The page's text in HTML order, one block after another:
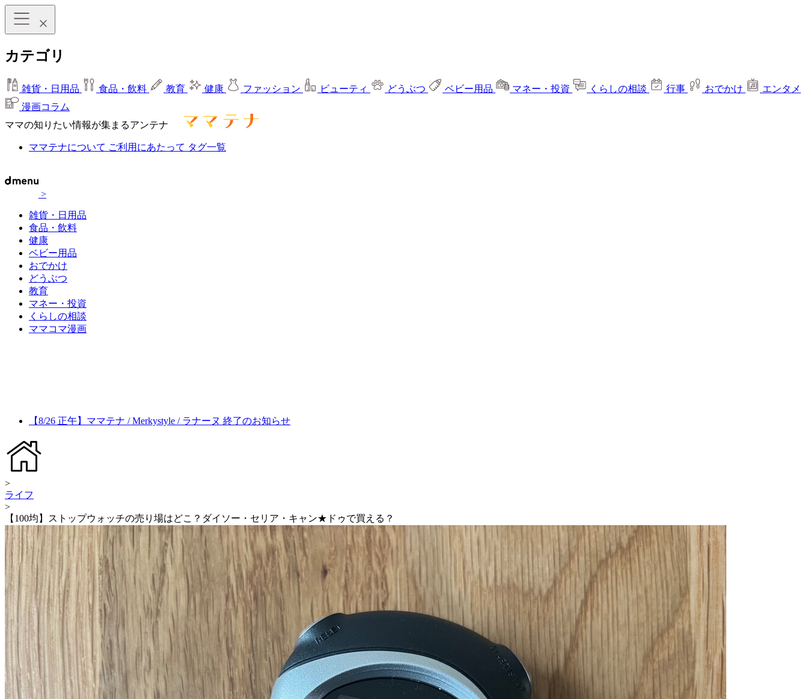
カテゴリ
雑貨・日用品 食品・飲料 教育 健康 ファッション ビューティ どうぶつ ベビー用品 マネー・投資 くらしの相談 行事 おでかけ
エンタメ
漫画コラム
ママの知りたい情報が集まるアンテナ
ママテナについて ご利用にあたって タグ一覧
>
雑貨・日用品
食品・飲料
健康
ベビー用品
おでかけ
どうぶつ
教育
マネー・投資
くらしの相談
ママコマ漫画
【8/26 正午】ママテナ / Merkystyle / ラナーヌ 終了のお知らせ
>
ライフ
>
【100均】ストップウォッチの売り場はどこ？ダイソー・セリア・キャン★ドゥで買える？